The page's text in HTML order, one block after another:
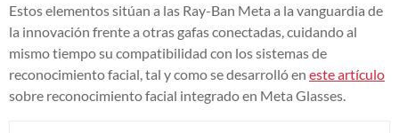
Estos elementos sitúan a las Ray-Ban Meta a la vanguardia de
la innovación frente a otras gafas conectadas, cuidando al
mismo tiempo su compatibilidad con los sistemas de
reconocimiento facial, tal y como se desarrolló en este artículo
sobre reconocimiento facial integrado en Meta Glasses.